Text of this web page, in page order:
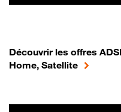
Découvrir les offres
Home, Satellite